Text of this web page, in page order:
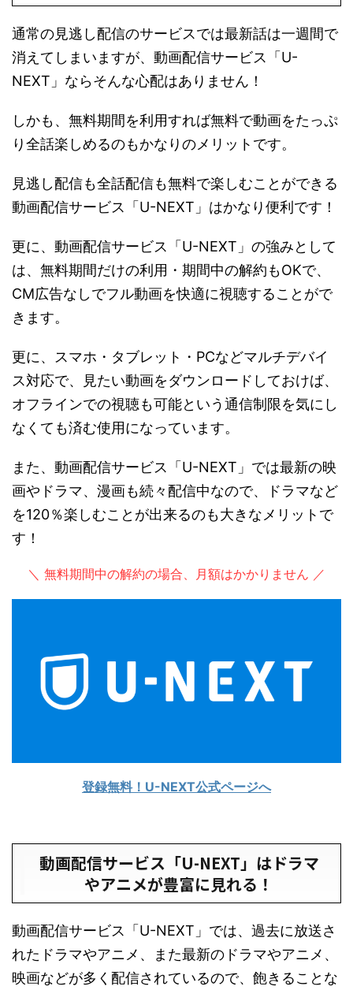
通常の見逃し配信のサービスでは最新話は一週間で
消えてしまいますが、動画配信サービス「U-
NEXT」ならそんな心配はありません！
しかも、無料期間を利用すれば無料で動画をたっぷ
り全話楽しめるのもかなりのメリットです。
見逃し配信も全話配信も無料で楽しむことができる
動画配信サービス「U-NEXT」はかなり便利です！
更に、動画配信サービス「U-NEXT」の強みとして
は、無料期間だけの利用・期間中の解約もOKで、
CM広告なしでフル動画を快適に視聴することがで
きます。
更に、スマホ・タブレット・PCなどマルチデバイ
ス対応で、見たい動画をダウンロードしておけば、
オフラインでの視聴も可能という通信制限を気にし
なくても済む使用になっています。
また、動画配信サービス「U-NEXT」では最新の映
画やドラマ、漫画も続々配信中なので、ドラマなど
を120％楽しむことが出来るのも大きなメリットで
す！
＼ 無料期間中の解約の場合、月額はかかりません ／
登録無料！U-NEXT公式ページへ
動画配信サービス「U-NEXT」はドラマ
やアニメが豊富に見れる！
動画配信サービス「U-NEXT」では、過去に放送さ
れたドラマやアニメ、また最新のドラマやアニメ、
映画などが多く配信されているので、飽きることな